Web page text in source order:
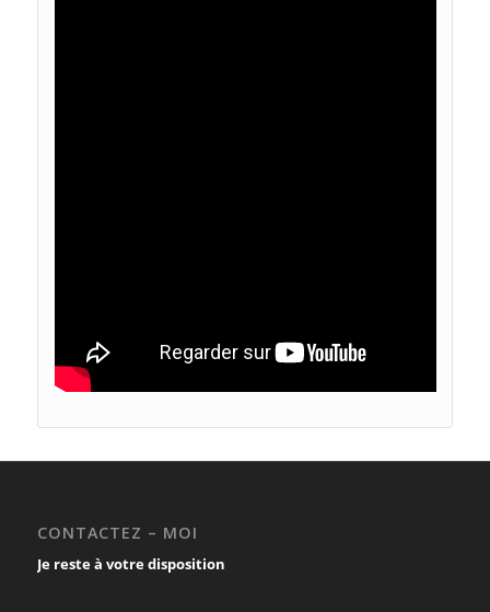
CONTACTEZ – MOI
Je reste à votre disposition